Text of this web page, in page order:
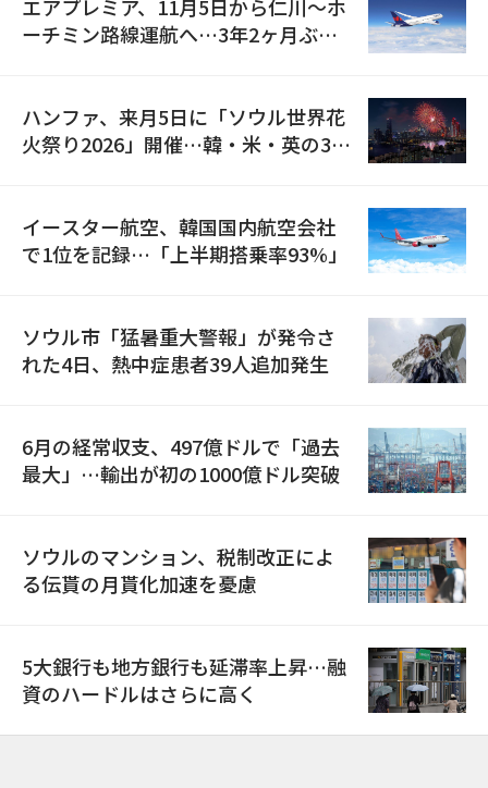
エアプレミア、11月5日から仁川〜ホ
ーチミン路線運航へ…3年2ヶ月ぶり
ハンファ、来月5日に「ソウル世界花
火祭り2026」開催…韓・米・英の3カ
イースター航空、韓国国内航空会社
で1位を記録…「上半期搭乗率93%」
ソウル市「猛暑重大警報」が発令さ
れた4日、熱中症患者39人追加発生
6月の経常収支、497億ドルで「過去
最大」…輸出が初の1000億ドル突破
ソウルのマンション、税制改正によ
る伝貰の月貰化加速を憂慮
5大銀行も地方銀行も延滞率上昇…融
資のハードルはさらに高く